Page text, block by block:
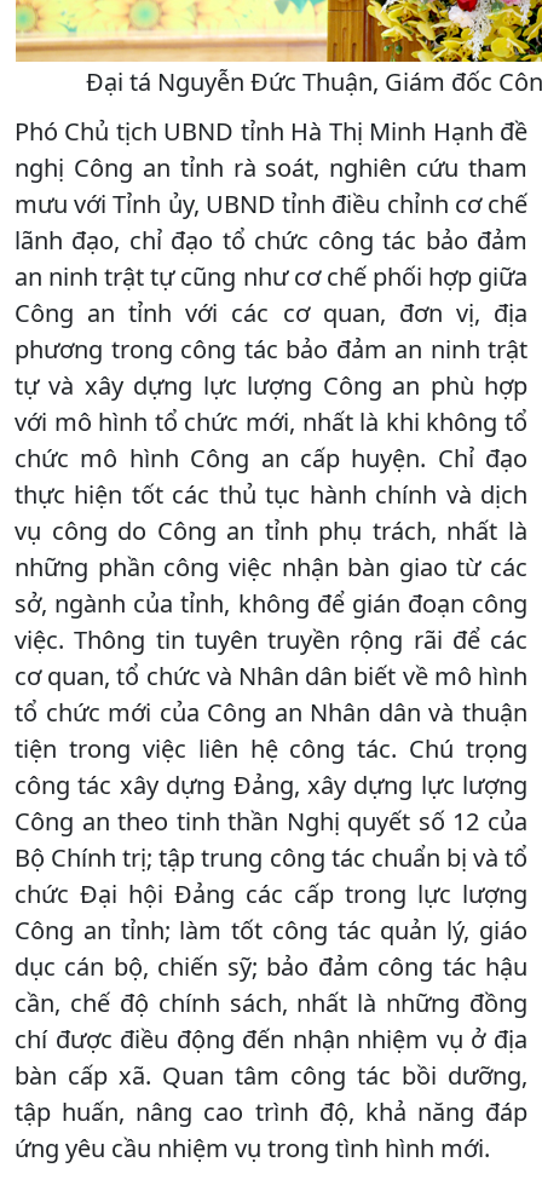
Đại tá Nguyễn Đức Thuận, Giám đốc
Phó Chủ tịch UBND tỉnh Hà Thị Minh Hạnh đề
nghị Công an tỉnh rà soát, nghiên cứu tham
mưu với Tỉnh ủy, UBND tỉnh điều chỉnh cơ chế
lãnh đạo, chỉ đạo tổ chức công tác bảo đảm
an ninh trật tự cũng như cơ chế phối hợp giữa
Công an tỉnh với các cơ quan, đơn vị, địa
phương trong công tác bảo đảm an ninh trật
tự và xây dựng lực lượng Công an phù hợp
với mô hình tổ chức mới, nhất là khi không tổ
chức mô hình Công an cấp huyện. Chỉ đạo
thực hiện tốt các thủ tục hành chính và dịch
vụ công do Công an tỉnh phụ trách, nhất là
những phần công việc nhận bàn giao từ các
sở, ngành của tỉnh, không để gián đoạn công
việc. Thông tin tuyên truyền rộng rãi để các
cơ quan, tổ chức và Nhân dân biết về mô hình
tổ chức mới của Công an Nhân dân và thuận
tiện trong việc liên hệ công tác. Chú trọng
công tác xây dựng Đảng, xây dựng lực lượng
Công an theo tinh thần Nghị quyết số 12 của
Bộ Chính trị; tập trung công tác chuẩn bị và tổ
chức Đại hội Đảng các cấp trong lực lượng
Công an tỉnh; làm tốt công tác quản lý, giáo
dục cán bộ, chiến sỹ; bảo đảm công tác hậu
cần, chế độ chính sách, nhất là những đồng
chí được điều động đến nhận nhiệm vụ ở địa
bàn cấp xã. Quan tâm công tác bồi dưỡng,
tập huấn, nâng cao trình độ, khả năng đáp
ứng yêu cầu nhiệm vụ trong tình hình mới.